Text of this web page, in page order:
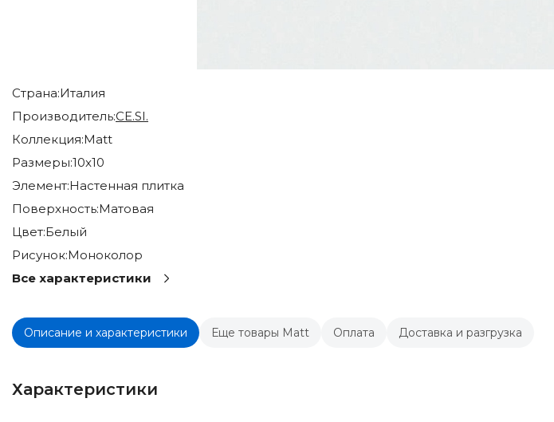
Страна:Италия
Производитель:CE.SI.
Коллекция:Matt
Размеры:10x10
Элемент:Настенная плитка
Поверхность:Матовая
Цвет:Белый
Рисунок:Моноколор
Все характеристики
Описание и характеристики Еще товары Matt Оплата Доставка и разгрузка
Характеристики